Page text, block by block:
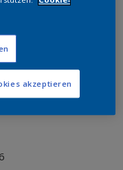
Webshop
akzeptieren